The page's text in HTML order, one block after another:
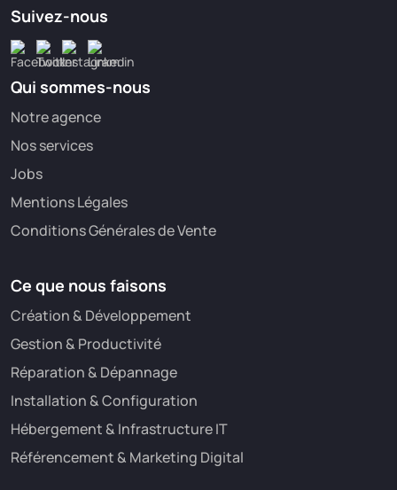
Suivez-nous
Qui sommes-nous
Notre agence
Nos services
Jobs
Mentions Légales
Conditions Générales de Vente
Ce que nous faisons
Création & Développement
Gestion & Productivité
Réparation & Dépannage
Installation & Configuration
Hébergement & Infrastructure IT
Référencement & Marketing Digital